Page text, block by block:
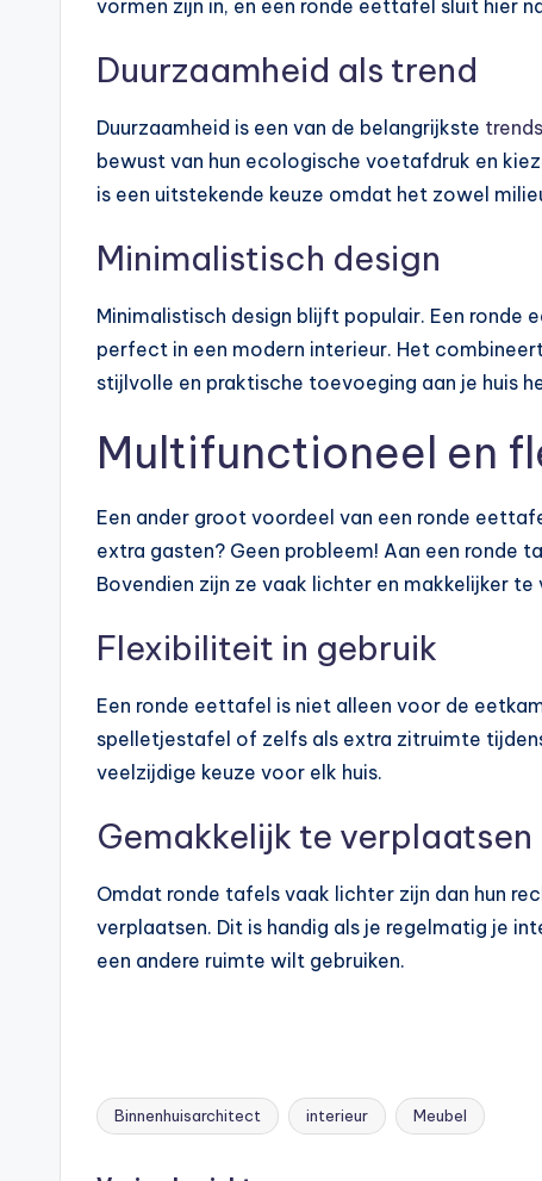
vormen zijn in, en een ronde eettafel sluit hier
Duurzaamheid als trend
Duurzaamheid is een van de belangrijkste
bewust van hun ecologische voetafdruk en
is een uitstekende keuze omdat het zowel
Minimalistisch design
Minimalistisch design blijft populair. Een
perfect in een modern interieur. Het
stijlvolle en praktische toevoeging aan je huis
Multifunctioneel en
Een ander groot voordeel van een ronde
extra gasten? Geen probleem! Aan een ronde
Bovendien zijn ze vaak lichter en makkelijker
Flexibiliteit in gebruik
Een ronde eettafel is niet alleen voor de
spelletjestafel of zelfs als extra zitruimte
veelzijdige keuze voor elk huis.
Gemakkelijk te verplaatsen
Omdat ronde tafels vaak lichter zijn dan hun
verplaatsen. Dit is handig als je regelmatig je
een andere ruimte wilt gebruiken.
Tags:
Binnenhuisarchitect interieur Meubel